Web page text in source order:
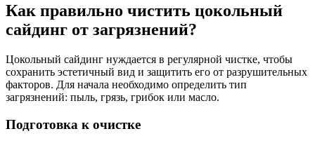
Как правильно чистить цокольный
сайдинг от загрязнений?
Цокольный сайдинг нуждается в регулярной чистке, чтобы
сохранить эстетичный вид и защитить его от разрушительных
факторов. Для начала необходимо определить тип
загрязнений: пыль, грязь, грибок или масло.
Подготовка к очистке